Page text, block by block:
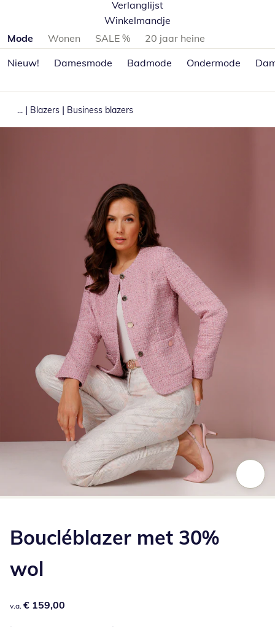
Verlanglijst
Winkelmandje
Productcategorieën overslaan
Mode Wonen SALE %
20 jaar heine
Nieuw!
Damesmode Badmode Ondermode
... | Blazers | Business blazers
Boucléblazer met 30%
wol
€ 159,00
v.a. € 159,00